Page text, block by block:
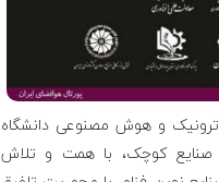
و هوش مصنوعی دانشگاه
صنایع کوچک، با همت و تلاش